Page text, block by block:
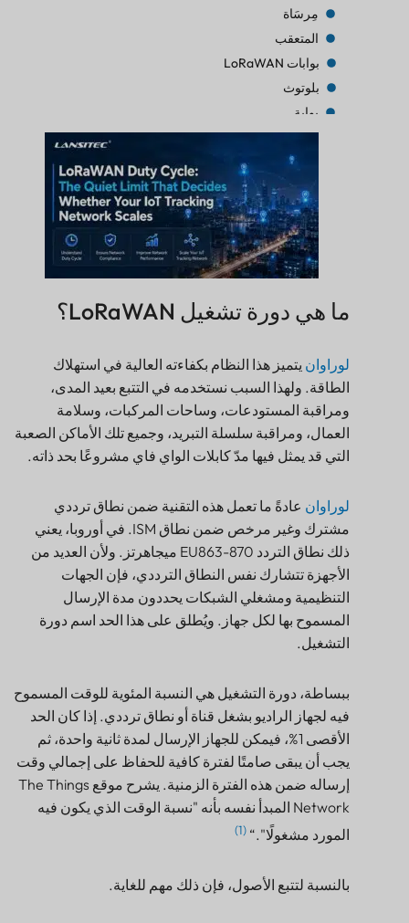
مِرسَاة
المتعقب
بوابات LoRaWAN
بلوتوث
بوابة
المتعقب
المتعقب
بلوتوث AoA
بوابة
بلوتوث
بوابة
بوابة
منارة
المستشعر
ما هي دورة تشغيل LoRaWAN؟
لماذا تُعد دورة التشغيل مهمة في مشاريع التتبع من
لانسيتك؟
كيف تعمل دورة تشغيل LoRaWAN عبر القنوات
والنطاقات الفرعية
وقت البث: العملة الحقيقية لشبكة LoRaWAN
مثال EU868: 1% يبدو مبلغًا سخيًا، حتى تقوم بحسابه
ما هي دورة تشغيل LoRaWAN؟
لوراوان يتميز هذا النظام بكفاءته العالية في استهلاك
الطاقة. ولهذا السبب نستخدمه في التتبع بعيد المدى،
ومراقبة المستودعات، وساحات المركبات، وسلامة
العمال، ومراقبة سلسلة التبريد، وجميع تلك الأماكن الصعبة
التي قد يمثل فيها مدّ كابلات الواي فاي مشروعًا بحد ذاته.
لوراوان عادةً ما تعمل هذه التقنية ضمن نطاق ترددي
مشترك وغير مرخص ضمن نطاق ISM. في أوروبا، يعني
ذلك نطاق التردد EU863-870 ميجاهرتز. ولأن العديد من
الأجهزة تتشارك نفس النطاق الترددي، فإن الجهات
التنظيمية ومشغلي الشبكات يحددون مدة الإرسال
المسموح بها لكل جهاز. ويُطلق على هذا الحد اسم دورة
التشغيل.
ببساطة، دورة التشغيل هي النسبة المئوية للوقت المسموح
فيه لجهاز الراديو بشغل قناة أو نطاق ترددي. إذا كان الحد
الأقصى 1%، فيمكن للجهاز الإرسال لمدة ثانية واحدة، ثم
يجب أن يبقى صامتًا لفترة كافية للحفاظ على إجمالي وقت
إرساله ضمن هذه الفترة الزمنية. يشرح موقع The Things
Network المبدأ نفسه بأنه "نسبة الوقت الذي يكون فيه
المورد مشغولًا".“ (1)
بالنسبة لتتبع الأصول، فإن ذلك مهم للغاية.